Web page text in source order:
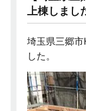
上棟しまし
埼玉県三郷
した。